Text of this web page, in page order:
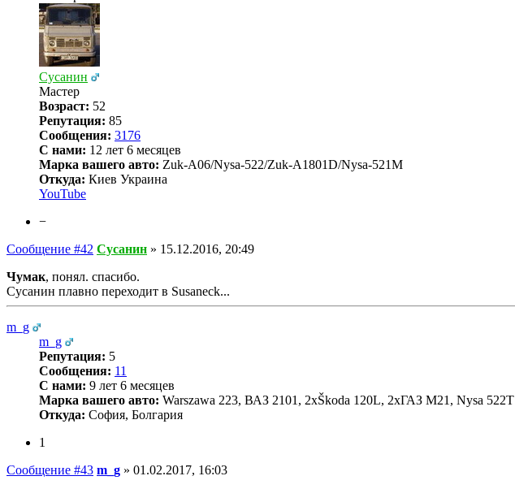
Сусанин
Мастер
Возраст: 52
Репутация: 85
Сообщения: 3176
С нами: 12 лет 6 месяцев
Марка вашего авто: Zuk-A06/Nysa-522/Zuk-A1801D/Nysa-521M
Откуда: Киев Украина
YouTube
−
Сообщение #42 Сусанин » 15.12.2016, 20:49
Чумак, понял. спасибо.
Сусанин плавно переходит в Susaneck...
m_g
m_g
Репутация: 5
Сообщения: 11
С нами: 9 лет 6 месяцев
Марка вашего авто: Warszawa 223, ВАЗ 2101, 2xŠkoda 120L, 2xГАЗ М21, Nysa 522T
Откуда: София, Болгария
1
Сообщение #43 m_g » 01.02.2017, 16:03